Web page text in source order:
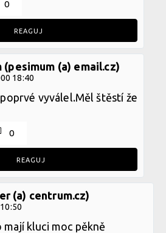
0
REAGUJ
(pesimum (a) email.cz)
18:40
vyválel.Měl štěstí že
0
REAGUJ
(a) centrum.cz)
kluci moc pěkně